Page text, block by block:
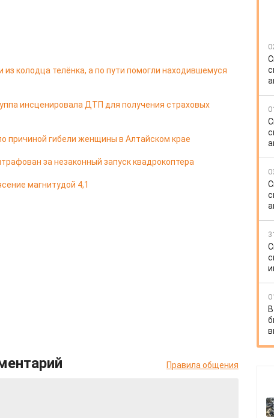
колодца телёнка, а по пути помогли находившемуся
инсценировала ДТП для получения страховых
причиной гибели женщины в Алтайском крае
за незаконный запуск квадрокоптера
магнитудой 4,1
Правила общения